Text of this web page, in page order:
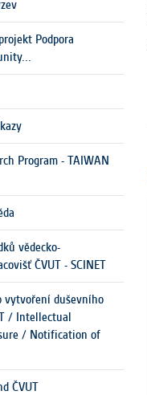
Podpora
Program - TAIWAN
vědecko-
ČVUT - SCINET
vytvoření duševního
/ Intellectual
/ Notification of
ČVUT